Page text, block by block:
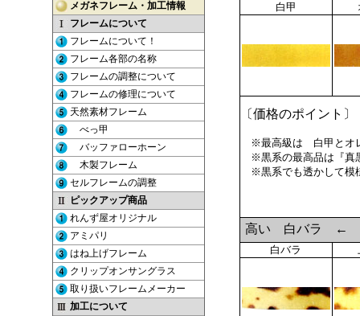
白甲
〔価格のポイント〕
※最高級は 白甲とオ
※黒系の最高品は『真
※黒系でも透かして模
高い 白
白バラ